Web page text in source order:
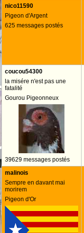
nico11590
Pigeon d'Argent
625 messages postés
coucou54300
la misére n'est pas une
fatalité
Gourou Pigeonneux
39629 messages postés
malinois
Sempre en davant mai
morirem
Pigeon d'Or